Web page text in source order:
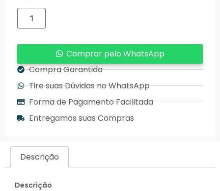
Comprar pelo WhatsApp
Compra Garantida
Tire suas Dúvidas no WhatsApp
Forma de Pagamento Facilitada
Entregamos suas Compras
Descrição
Descrição